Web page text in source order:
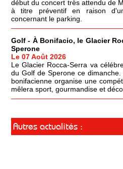
début du concert très attendu de
à titre préventif en raison
concernant le parking.
Golf - À Bonifacio, le Glacier
Sperone
Le 07 Août 2026
Le Glacier Rocca-Serra va
du Golf de Sperone ce
bonifacienne organise une
mêlera sport, gourmandise et
Autres actualités :